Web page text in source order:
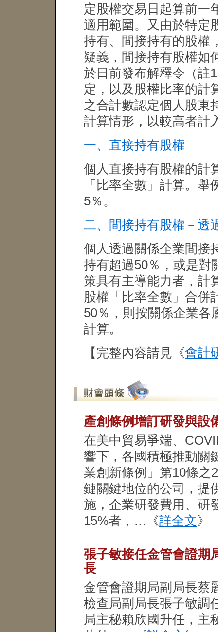
定股權交易日起算前一
適用範圍。又由於特定
持有、間接持有的股權
疑義，間接持有股權如
於日前發布解釋令（註
定，以及股權比率的計
之合計數認定個人股東
計算情形，以較高者計
一、直接持有股權
個人直接持有股權的計
「比率全數」計算。
5％。
二、間接持有股權－透
個人透過關係企業間接
持有超過50％，或是對
策具有主導能力者，計
股權「比率全數」合併
50％，則按關係企業各
計算。
【完整內容請見《會計
產創條例增訂研發與
在美中貿易爭端、
響下，各國積極推動關
業創新條例」第10條之
鏈關鍵地位的公司，提
施，企業研發費用、研
15%者，…《詳全文》
張子敏接任金管會證期
長
金管會證期局副局長蔡
檢查局副局長張子敏調
局主秘賴欣國升任，主